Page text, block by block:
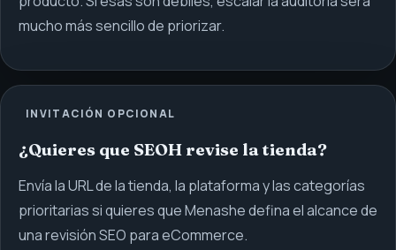
mucho más sencillo de priorizar.
INVITACIÓN OPCIONAL
¿Quieres que SEOH revise la tienda?
Envía la URL de la tienda, la plataforma y las categorías
prioritarias si quieres que Menashe defina el alcance de
una revisión SEO para eCommerce.